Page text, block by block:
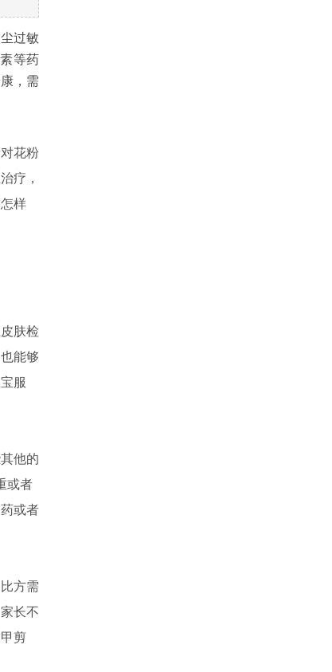
过敏
等药
，需
花粉
疗，
样
肤检
能够
服
他的
或者
或者
方需
长不
剪